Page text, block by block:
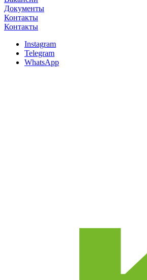
Документы
Контакты
Контакты
Instagram
Telegram
WhatsApp